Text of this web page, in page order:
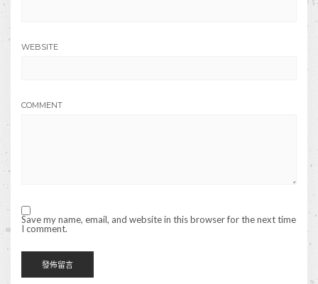
WEBSITE
COMMENT
Save my name, email, and website in this browser for the next time
I comment.